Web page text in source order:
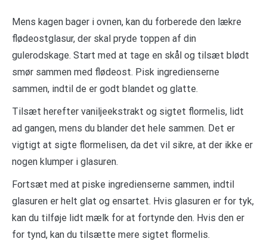
Mens kagen bager i ovnen, kan du forberede den lækre
flødeostglasur, der skal pryde toppen af din
gulerodskage. Start med at tage en skål og tilsæt blødt
smør sammen med flødeost. Pisk ingredienserne
sammen, indtil de er godt blandet og glatte.
Tilsæt herefter vaniljeekstrakt og sigtet flormelis, lidt
ad gangen, mens du blander det hele sammen. Det er
vigtigt at sigte flormelisen, da det vil sikre, at der ikke er
nogen klumper i glasuren.
Fortsæt med at piske ingredienserne sammen, indtil
glasuren er helt glat og ensartet. Hvis glasuren er for tyk,
kan du tilføje lidt mælk for at fortynde den. Hvis den er
for tynd, kan du tilsætte mere sigtet flormelis.